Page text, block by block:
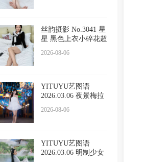
丝韵摄影 No.3041 星
星 黑色上衣小碎花超
2026-08-06
YITUYU艺图语
2026.03.06 夜景梅拉
2026-08-06
YITUYU艺图语
2026.03.06 明制少女